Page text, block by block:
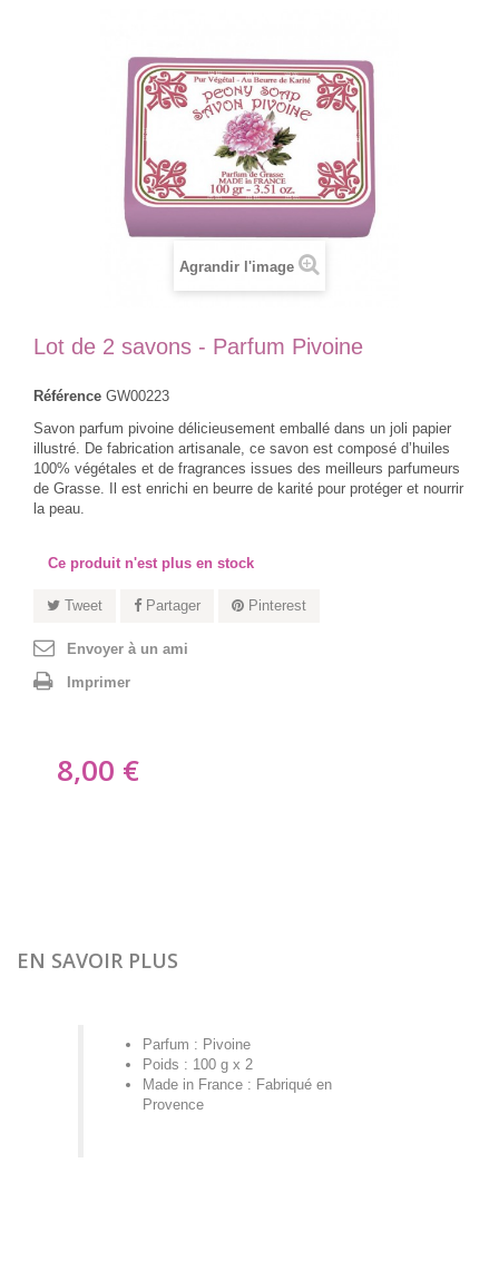
Agrandir l'image
Lot de 2 savons - Parfum Pivoine
Référence GW00223
Savon parfum pivoine délicieusement emballé dans un joli papier
illustré. De fabrication artisanale, ce savon est composé d’huiles
100% végétales et de fragrances issues des meilleurs parfumeurs
de Grasse. Il est enrichi en beurre de karité pour protéger et nourrir
la peau.
Ce produit n'est plus en stock
Tweet Partager Pinterest
Envoyer à un ami
Imprimer
8,00 €
EN SAVOIR PLUS
Parfum : Pivoine
Poids : 100 g x 2
Made in France : Fabriqué en
Provence